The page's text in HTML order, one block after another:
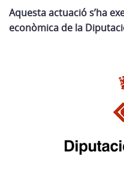
Aquesta actuació s’ha
econòmica de la